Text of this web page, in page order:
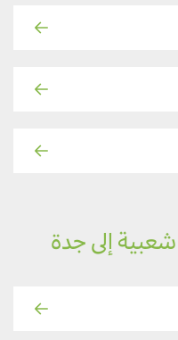
شعبية إلى جدة